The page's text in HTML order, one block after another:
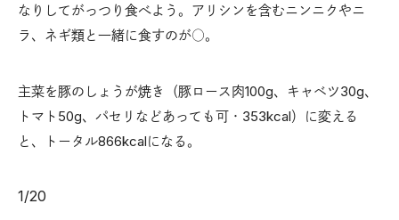
なりしてがっつり食べよう。アリシンを含むニンニクやニ
ラ、ネギ類と一緒に食すのが○。
主菜を豚のしょうが焼き（豚ロース肉100g、キャベツ30g、
トマト50g、パセリなどあっても可・353kcal）に変える
と、トータル866kcalになる。
1/20